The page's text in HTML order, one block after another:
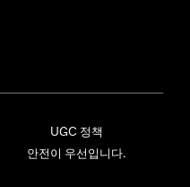
UGC 정책
안전이 우선입니다.